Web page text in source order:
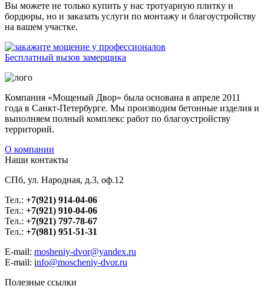
Вы можете не только купить у нас тротуарную плитку и
бордюры, но и заказать услуги по монтажу и благоустройству
на вашем участке.
Бесплатный вызов замерщика
Компания «Мощеный Двор» была основана в апреле 2011
года в Санкт-Петербурге. Мы производим бетонные изделия и
выполняем полный комплекс работ по благоустройству
территорий.
О компании
Наши контакты
СПб, ул. Народная, д.3, оф.12
Тел.: +7(921) 914-04-06
Тел.: +7(921) 910-04-06
Тел.: +7(921) 797-78-67
Тел.: +7(981) 951-51-31
E-mail: mosheniy-dvor@yandex.ru
E-mail: info@moscheniy-dvor.ru
Полезные ссылки